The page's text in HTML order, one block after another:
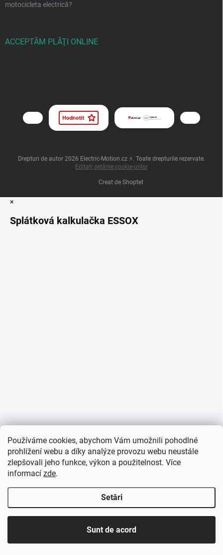
Používáme cookies, abychom Vám umožnili pohodlné
prohlížení webu a díky analýze provozu webu neustále
zlepšovali jeho funkce, výkon a použitelnost. Více
informací zde.
Setări
Sunt de acord
motocicleta electrică?
ACCEPTĂM PLĂŢI ONLINE
Creat de Shoptet
Drepturi de autor 2026 Electric-Motion.cz ⚡. Toate drepturile rezervate.
Editați setările cookie-urilor
×
Splátková kalkulačka ESSOX